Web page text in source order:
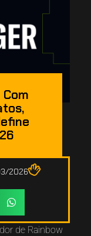
2026
de Rainbow